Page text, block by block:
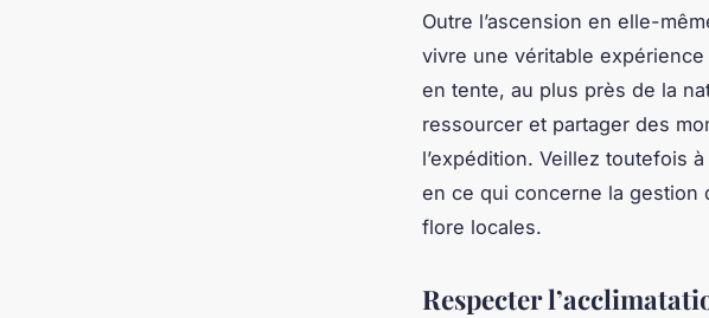
Outre l’ascension en elle-
vivre une véritable
en tente, au plus près de la
ressourcer et partager des
l’expédition. Veillez toutefois
en ce qui concerne la gestion
flore locales.
Respecter